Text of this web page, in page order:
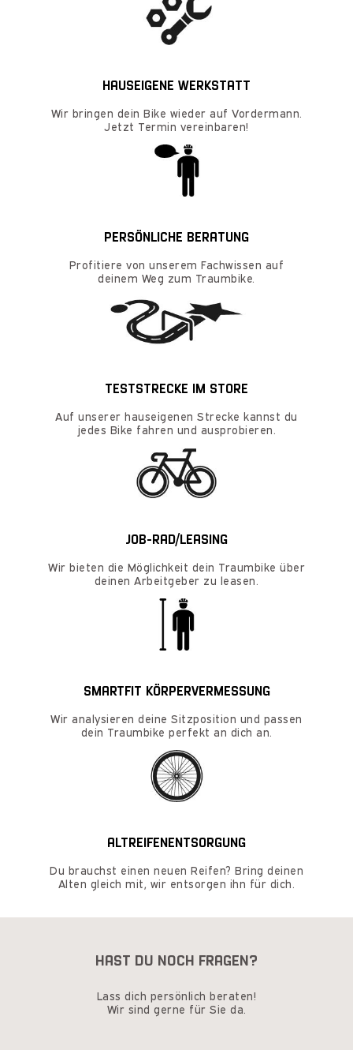
HAUSEIGENE WERKSTATT
Wir bringen dein Bike wieder auf Vordermann.
Jetzt Termin vereinbaren!
PERSÖNLICHE BERATUNG
Profitiere von unserem Fachwissen auf
deinem Weg zum Traumbike.
TESTSTRECKE IM STORE
Auf unserer hauseigenen Strecke kannst du
jedes Bike fahren und ausprobieren.
JOB-RAD/LEASING
Wir bieten die Möglichkeit dein Traumbike über
deinen Arbeitgeber zu leasen.
SMARTFIT KÖRPERVERMESSUNG
Wir analysieren deine Sitzposition und passen
dein Traumbike perfekt an dich an.
ALTREIFENENTSORGUNG
Du brauchst einen neuen Reifen? Bring deinen
Alten gleich mit, wir entsorgen ihn für dich.
HAST DU NOCH FRAGEN?
Lass dich persönlich beraten!
Wir sind gerne für Sie da.